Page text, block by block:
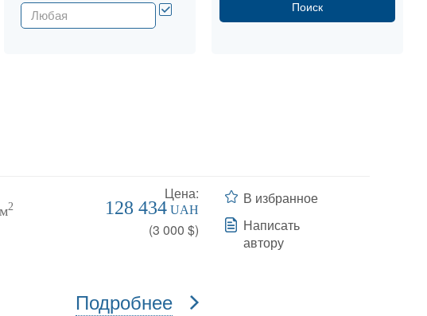
2
Цена:
128 434UAH
(3 000 $)
Подробнее
В избранное
Написать
автору